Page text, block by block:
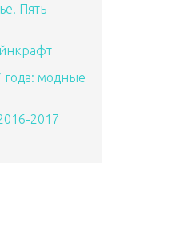
Пять
года: модные
2017